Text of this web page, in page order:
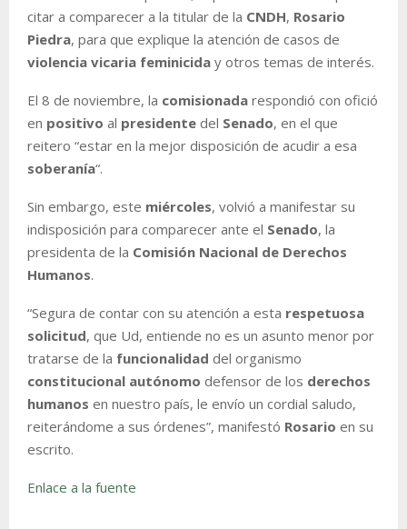
citar a comparecer a la titular de la CNDH, Rosario
Piedra, para que explique la atención de casos de
violencia vicaria feminicida y otros temas de interés.
El 8 de noviembre, la comisionada respondió con ofició
en positivo al presidente del Senado, en el que
reitero “estar en la mejor disposición de acudir a esa
soberanía“.
Sin embargo, este miércoles, volvió a manifestar su
indisposición para comparecer ante el Senado, la
presidenta de la Comisión Nacional de Derechos
Humanos.
“Segura de contar con su atención a esta respetuosa
solicitud, que Ud, entiende no es un asunto menor por
tratarse de la funcionalidad del organismo
constitucional autónomo defensor de los derechos
humanos en nuestro país, le envío un cordial saludo,
reiterándome a sus órdenes”, manifestó Rosario en su
escrito.
Enlace a la fuente